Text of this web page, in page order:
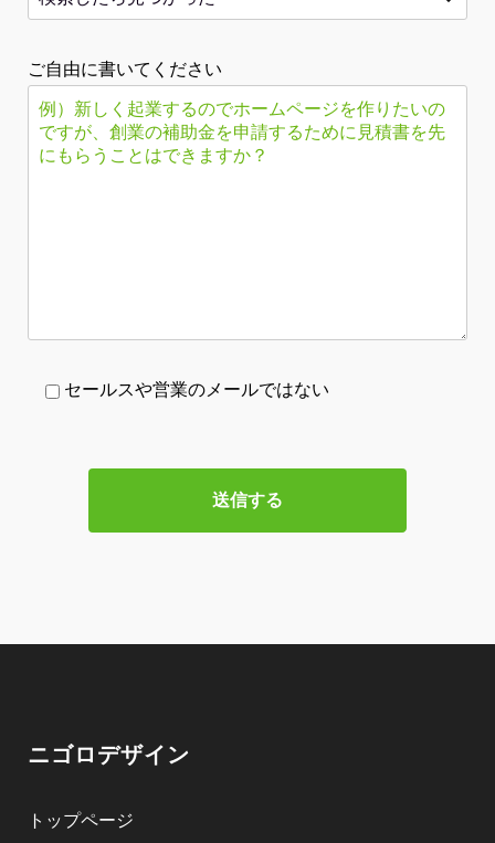
ご自由に書いてください
セールスや営業のメールではない
ニゴロデザイン
トップページ